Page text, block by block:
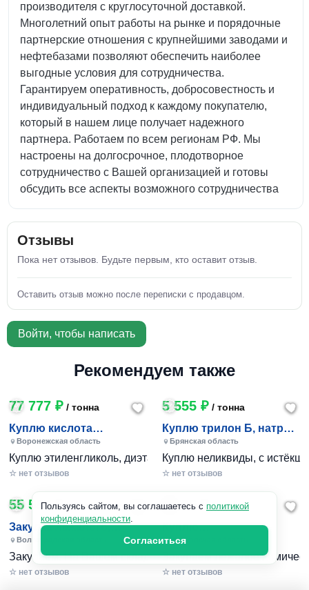
производителя с круглосуточной доставкой.
Многолетний опыт работы на рынке и порядочные
партнерские отношения с крупнейшими заводами и
нефтебазами позволяют обеспечить наиболее
выгодные условия для сотрудничества.
Гарантируем оперативность, добросовестность и
индивидуальный подход к каждому покупателю,
который в нашем лице получает надежного
партнера. Работаем по всем регионам РФ. Мы
настроены на долгосрочное, плодотворное
сотрудничество с Вашей организацией и готовы
обсудить все аспекты возможного сотрудничества
Отзывы
Пока нет отзывов. Будьте первым, кто оставит отзыв.
Оставить отзыв можно после переписки с продавцом.
Войти, чтобы написать
Рекомендуем также
77 777 ₽ / тонна
Куплю кислота
ортофосфорная,
борная, оэдф, нтф
Воронежская область
Куплю этиленгликоль, диэтаноламин, глицерин, бура
☆ нет отзывов
5 555 ₽/ тонна
Куплю трилон Б, натр
едкий, белила бц-ом,
лимонка
Брянская область
Куплю неликвиды, с
☆ нет отзывов
55 555 ₽/ тонна
Закупка лежалого,
неликвидного
химического сырья
Волгоградская область
Закупаем. На Вашем складе лежит химическое сырьё,
☆ нет отзывов
5 555 ₽/ тонна
Куплю
оксиэтилидендифосфон
овая кислота (оэдф),
бор
Московская область
Закупаем лежалое
☆ нет отзывов
Пользуясь сайтом, вы соглашаетесь с политикой
конфиденциальности.
Согласиться